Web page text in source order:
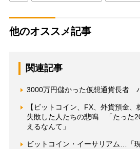
他のオススメ記事
関連記事
3000万円儲かった仮想通貨長者
【ビットコイン、FX、外貨預金
失敗した人たちの悲鳴 「たった
えるなんて」
ビットコイン・イーサリアム…「